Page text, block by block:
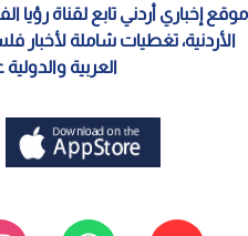
موقع إخباري أردني تابع لقناة رؤيا
الأردنية، تغطيات شاملة لأخبار
العربية